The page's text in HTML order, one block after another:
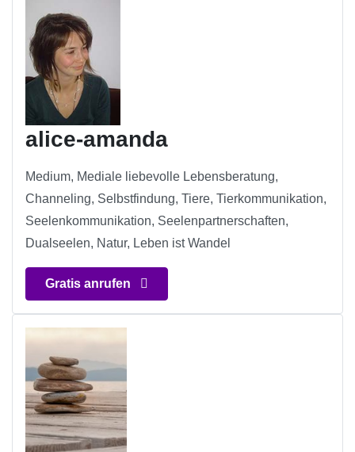
alice-amanda
Medium, Mediale liebevolle Lebensberatung,
Channeling, Selbstfindung, Tiere, Tierkommunikation,
Seelenkommunikation, Seelenpartnerschaften,
Dualseelen, Natur, Leben ist Wandel
Gratis anrufen